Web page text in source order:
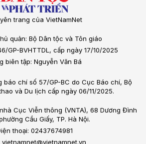
trang của VietNamNet
quản: Bộ Dân tộc và Tôn giáo
GP-BVHTTDL, cấp ngày 17/10/2025
biên tập: Nguyễn Văn Bá
báo chí số 57/GP-BC do Cục Báo chí, Bộ
và Du lịch cấp ngày 06/11/2025.
Cục Viễn thông (VNTA), 68 Dương Đình
Cầu Giấy, TP. Hà Nội.
thoại: 02437674981
vietnamnet@vietnamnet.vn